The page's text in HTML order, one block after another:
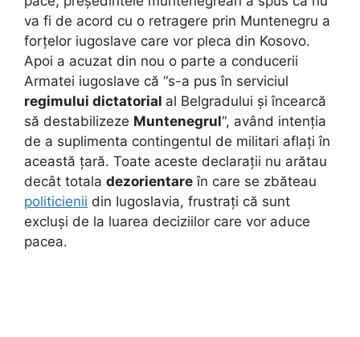
va fi de acord cu o retragere prin Muntenegru a
forțelor iugoslave care vor pleca din Kosovo.
Apoi a acuzat din nou o parte a conducerii
Armatei iugoslave că “s-a pus în serviciul
regimului dictatorial al Belgradului și încearcă
să destabilizeze Muntenegrul“, având intenția
de a suplimenta contingentul de militari aflați în
această țară. Toate aceste declarații nu arătau
decât totala dezorientare în care se zbăteau
politicienii din Iugoslavia, frustrați că sunt
excluși de la luarea deciziilor care vor aduce
pacea.